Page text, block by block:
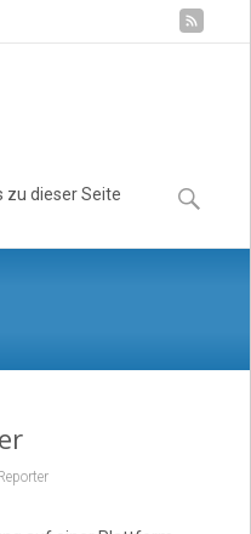
zu dieser Seite
Suchen
nach: